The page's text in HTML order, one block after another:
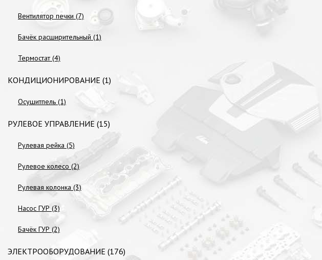
Вентилятор печки (7)
Бачёк расширительный (1)
Термостат (4)
КОНДИЦИОНИРОВАНИЕ (1)
Осушитпель (1)
РУЛЕВОЕ УПРАВЛЕНИЕ (15)
Рулевая рейка (5)
Рулевое колесо (2)
Рулевая колонка (3)
Насос ГУР (3)
Бачёк ГУР (2)
ЭЛЕКТРООБОРУДОВАНИЕ (176)